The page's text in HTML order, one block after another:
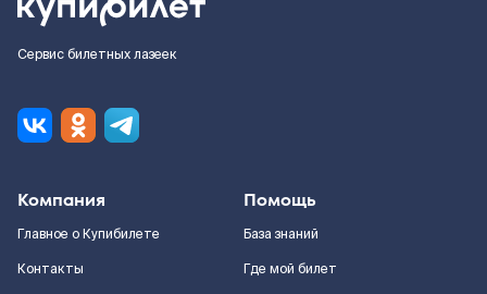
Сервис билетных лазеек
Компания
Главное о Купибилете
Контакты
Помощь
База знаний
Где мой билет